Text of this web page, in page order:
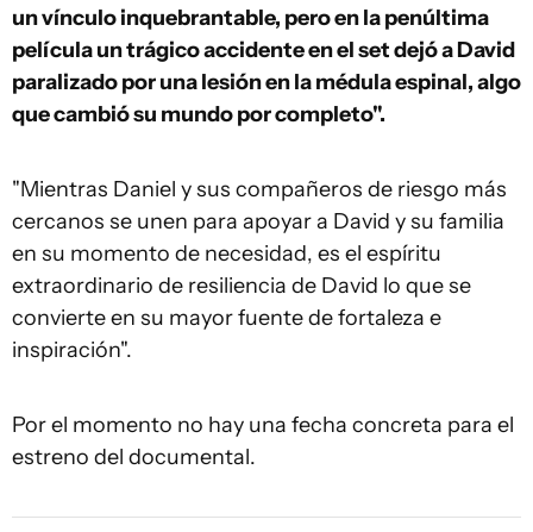
un vínculo inquebrantable, pero en la penúltima
película un trágico accidente en el set dejó a David
paralizado por una lesión en la médula espinal, algo
que cambió su mundo por completo".
"Mientras Daniel y sus compañeros de riesgo más
cercanos se unen para apoyar a David y su familia
en su momento de necesidad, es el espíritu
extraordinario de resiliencia de David lo que se
convierte en su mayor fuente de fortaleza e
inspiración".
Por el momento no hay una fecha concreta para el
estreno del documental.